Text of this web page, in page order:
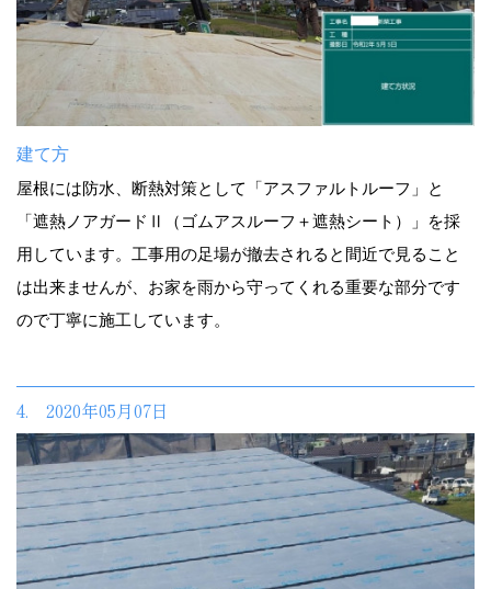
建て方
屋根には防水、断熱対策として「アスファルトルーフ」と
「遮熱ノアガードⅡ（ゴムアスルーフ＋遮熱シート）」を採
用しています。工事用の足場が撤去されると間近で見ること
は出来ませんが、お家を雨から守ってくれる重要な部分です
ので丁寧に施工しています。
4. 2020年05月07日